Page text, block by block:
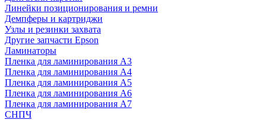
Линейки позиционирования и ремни
Демпферы и картриджи
Узлы и резинки захвата
Другие запчасти Epson
Ламинаторы
Пленка для ламинирования А3
Пленка для ламинирования А4
Пленка для ламинирования А5
Пленка для ламинирования А6
Пленка для ламинирования А7
СНПЧ